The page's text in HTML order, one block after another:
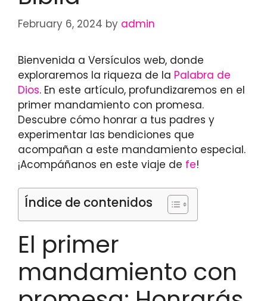
February 6, 2024 by admin
Bienvenida a Versículos web, donde
exploraremos la riqueza de la Palabra de
Dios. En este artículo, profundizaremos en el
primer mandamiento con promesa.
Descubre cómo honrar a tus padres y
experimentar las bendiciones que
acompañan a este mandamiento especial.
¡Acompáñanos en este viaje de fe!
Índice de contenidos
El primer
mandamiento con